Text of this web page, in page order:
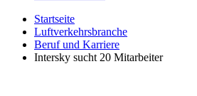
Startseite
Luftverkehrsbranche
Beruf und Karriere
Intersky sucht 20 Mitarbeiter